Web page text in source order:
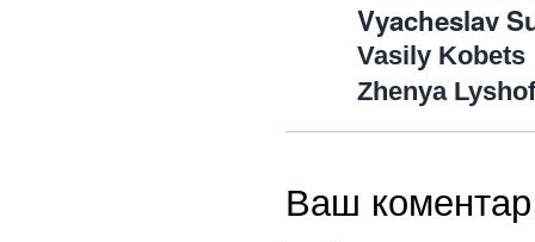
Vyacheslav
Vasily Kobets
Zhenya
Ваш коментар